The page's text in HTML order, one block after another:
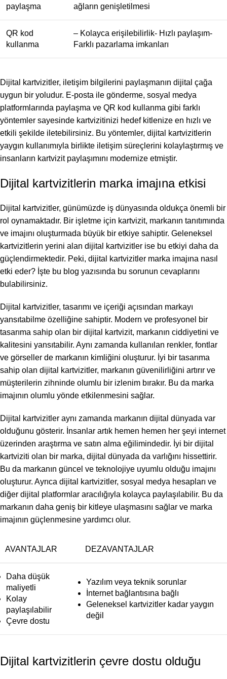
paylaşma
ağların genişletilmesi
QR kod
kullanma
– Kolayca erişilebilirlik- Hızlı paylaşım-
Farklı pazarlama imkanları
Dijital kartvizitler, iletişim bilgilerini paylaşmanın dijital çağa
uygun bir yoludur. E-posta ile gönderme, sosyal medya
platformlarında paylaşma ve QR kod kullanma gibi farklı
yöntemler sayesinde kartvizitinizi hedef kitlenize en hızlı ve
etkili şekilde iletebilirsiniz. Bu yöntemler, dijital kartvizitlerin
yaygın kullanımıyla birlikte iletişim süreçlerini kolaylaştırmış ve
insanların kartvizit paylaşımını modernize etmiştir.
Dijital kartvizitlerin marka imajına etkisi
Dijital kartvizitler, günümüzde iş dünyasında oldukça önemli bir
rol oynamaktadır. Bir işletme için kartvizit, markanın tanıtımında
ve imajını oluşturmada büyük bir etkiye sahiptir. Geleneksel
kartvizitlerin yerini alan dijital kartvizitler ise bu etkiyi daha da
güçlendirmektedir. Peki, dijital kartvizitler marka imajına nasıl
etki eder? İşte bu blog yazısında bu sorunun cevaplarını
bulabilirsiniz.
Dijital kartvizitler, tasarımı ve içeriği açısından markayı
yansıtabilme özelliğine sahiptir. Modern ve profesyonel bir
tasarıma sahip olan bir dijital kartvizit, markanın ciddiyetini ve
kalitesini yansıtabilir. Aynı zamanda kullanılan renkler, fontlar
ve görseller de markanın kimliğini oluşturur. İyi bir tasarıma
sahip olan dijital kartvizitler, markanın güvenilirliğini artırır ve
müşterilerin zihninde olumlu bir izlenim bırakır. Bu da marka
imajının olumlu yönde etkilenmesini sağlar.
Dijital kartvizitler aynı zamanda markanın dijital dünyada var
olduğunu gösterir. İnsanlar artık hemen hemen her şeyi internet
üzerinden araştırma ve satın alma eğilimindedir. İyi bir dijital
kartviziti olan bir marka, dijital dünyada da varlığını hissettirir.
Bu da markanın güncel ve teknolojiye uyumlu olduğu imajını
oluşturur. Ayrıca dijital kartvizitler, sosyal medya hesapları ve
diğer dijital platformlar aracılığıyla kolayca paylaşılabilir. Bu da
markanın daha geniş bir kitleye ulaşmasını sağlar ve marka
imajının güçlenmesine yardımcı olur.
AVANTAJLAR DEZAVANTAJLAR
Daha düşük
maliyetli
Kolay
paylaşılabilir
Çevre dostu
Yazılım veya teknik sorunlar
İnternet bağlantısına bağlı
Geleneksel kartvizitler kadar yaygın
değil
Dijital kartvizitlerin çevre dostu olduğu